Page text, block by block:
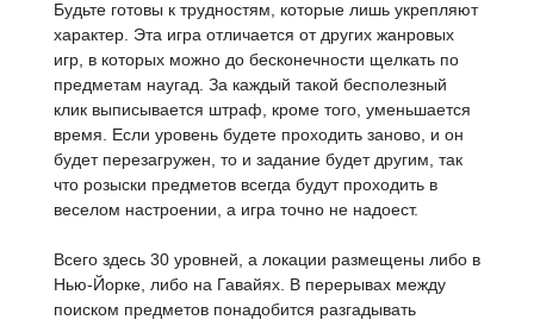
Будьте готовы к трудностям, которые лишь укрепляют
характер. Эта игра отличается от других жанровых
игр, в которых можно до бесконечности щелкать по
предметам наугад. За каждый такой бесполезный
клик выписывается штраф, кроме того, уменьшается
время. Если уровень будете проходить заново, и он
будет перезагружен, то и задание будет другим, так
что розыски предметов всегда будут проходить в
веселом настроении, а игра точно не надоест.
Всего здесь 30 уровней, а локации размещены либо в
Нью-Йорке, либо на Гавайях. В перерывах между
поиском предметов понадобится разгадывать